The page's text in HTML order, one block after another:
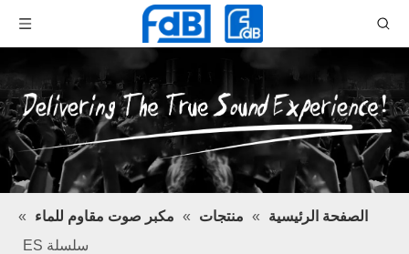
الصفحة الرئيسية » منتجات » مكبر صوت مقاوم للماء
»
سلسلة ES